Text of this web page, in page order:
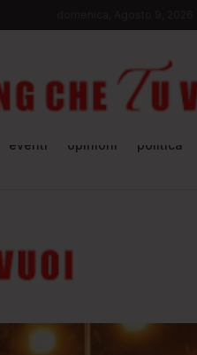
eventi opinioni politica